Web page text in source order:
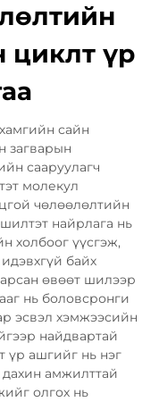
циклт үр
сайн
загварын
сааруулагч
молекул
чөлөөлөлтийн
найрлага нь
холбоог үүсгэж,
байх
өвөөт шилээр
нь боловсронги
эсвэл хэмжээсийн
найдвартай
үр ашгийг нь нэг
амжилттай
олгох нь